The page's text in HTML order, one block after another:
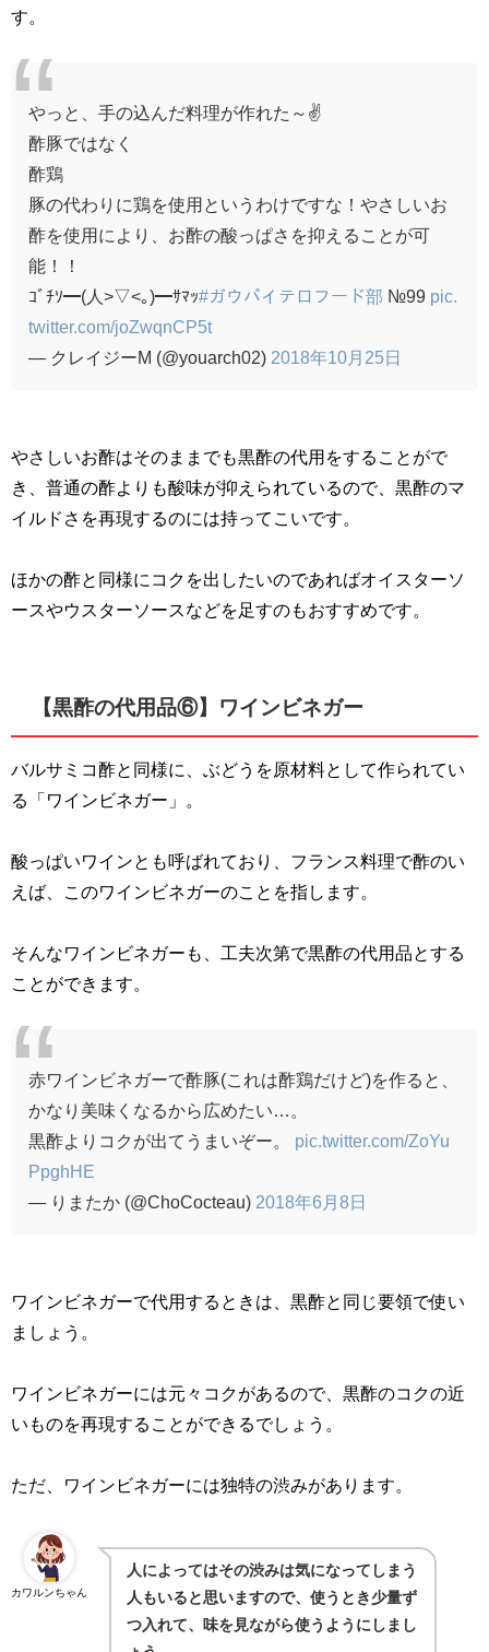
す。
やっと、手の込んだ料理が作れた～✌️
酢豚ではなく
酢鶏
豚の代わりに鶏を使用というわけですな！やさしいお
酢を使用により、お酢の酸っぱさを抑えることが可
能！！
ｺﾞﾁｿ━(人>▽<｡)━ｻﾏｯ#ガウパイテロフード部 №99 pic.
twitter.com/joZwqnCP5t
— クレイジーM (@youarch02) 2018年10月25日
やさしいお酢はそのままでも黒酢の代用をすることがで
き、普通の酢よりも酸味が抑えられているので、黒酢のマ
イルドさを再現するのには持ってこいです。
ほかの酢と同様にコクを出したいのであればオイスターソ
ースやウスターソースなどを足すのもおすすめです。
【黒酢の代用品⑥】ワインビネガー
バルサミコ酢と同様に、ぶどうを原材料として作られてい
る「ワインビネガー」。
酸っぱいワインとも呼ばれており、フランス料理で酢のい
えば、このワインビネガーのことを指します。
そんなワインビネガーも、工夫次第で黒酢の代用品とする
ことができます。
赤ワインビネガーで酢豚(これは酢鶏だけど)を作ると、
かなり美味くなるから広めたい…。
黒酢よりコクが出てうまいぞー。 pic.twitter.com/ZoYu
PpghHE
— りまたか (@ChoCocteau) 2018年6月8日
ワインビネガーで代用するときは、黒酢と同じ要領で使い
ましょう。
ワインビネガーには元々コクがあるので、黒酢のコクの近
いものを再現することができるでしょう。
ただ、ワインビネガーには独特の渋みがあります。
カワルンちゃん
人によってはその渋みは気になってしまう
人もいると思いますので、使うとき少量ず
つ入れて、味を見ながら使うようにしまし